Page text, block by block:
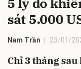
sát 5.000
Nam Trần 23/01/
Chỉ 3 tháng